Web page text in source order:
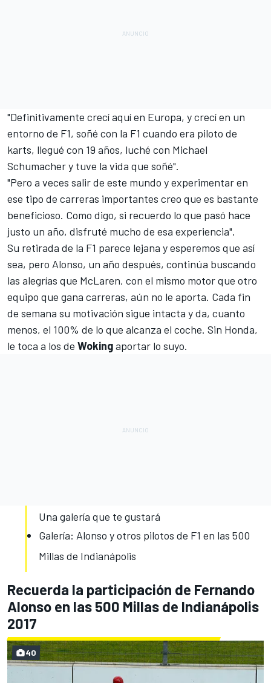
"Definitivamente crecí aquí en Europa, y crecí en un
entorno de F1, soñé con la F1 cuando era piloto de
karts, llegué con 19 años, luché con Michael
Schumacher y tuve la vida que soñé".
"Pero a veces salir de este mundo y experimentar en
ese tipo de carreras importantes creo que es bastante
beneficioso. Como digo, si recuerdo lo que pasó hace
justo un año, disfruté mucho de esa experiencia".
Su retirada de la F1 parece lejana y esperemos que así
sea, pero Alonso, un año después, continúa buscando
las alegrías que McLaren, con el mismo motor que otro
equipo que gana carreras, aún no le aporta. Cada fin
de semana su motivación sigue intacta y da, cuanto
menos, el 100% de lo que alcanza el coche. Sin Honda,
le toca a los de Wokingaportar lo suyo.
Una galería que te gustará
Galería: Alonso y otros pilotos de F1 en las 500
Millas de Indianápolis
Recuerda la participación de Fernando
Alonso en las 500 Millas de Indianápolis
2017
40